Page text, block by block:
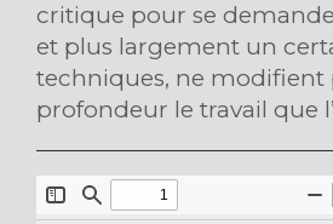
critique pour se
et plus largement un
techniques, ne modifient
profondeur le travail que